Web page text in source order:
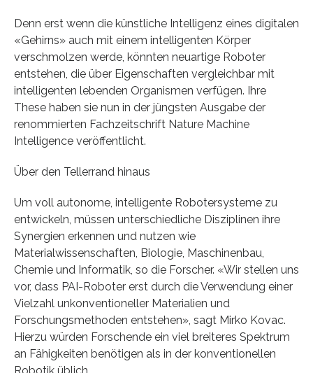
Denn erst wenn die künstliche Intelligenz eines digitalen
«Gehirns» auch mit einem intelligenten Körper
verschmolzen werde, könnten neuartige Roboter
entstehen, die über Eigenschaften vergleichbar mit
intelligenten lebenden Organismen verfügen. Ihre
These haben sie nun in der jüngsten Ausgabe der
renommierten Fachzeitschrift Nature Machine
Intelligence veröffentlicht.
Über den Tellerrand hinaus
Um voll autonome, intelligente Robotersysteme zu
entwickeln, müssen unterschiedliche Disziplinen ihre
Synergien erkennen und nutzen wie
Materialwissenschaften, Biologie, Maschinenbau,
Chemie und Informatik, so die Forscher. «Wir stellen uns
vor, dass PAI-Roboter erst durch die Verwendung einer
Vielzahl unkonventioneller Materialien und
Forschungsmethoden entstehen», sagt Mirko Kovac.
Hierzu würden Forschende ein viel breiteres Spektrum
an Fähigkeiten benötigen als in der konventionellen